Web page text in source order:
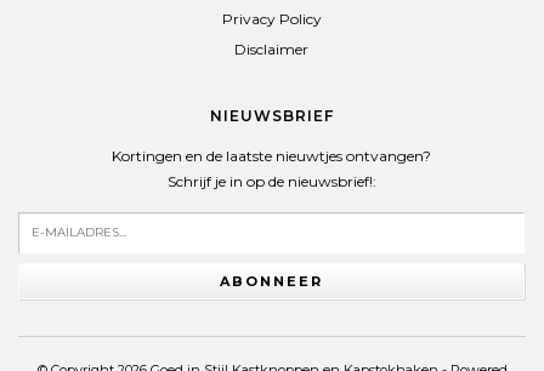
Privacy Policy
Disclaimer
NIEUWSBRIEF
Kortingen en de laatste nieuwtjes ontvangen?
Schrijf je in op de nieuwsbrief!:
ABONNEER